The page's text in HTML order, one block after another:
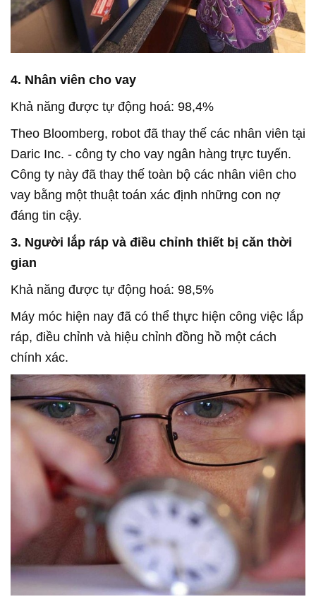
4. Nhân viên cho vay
Khả năng được tự động hoá: 98,4%
Theo Bloomberg, robot đã thay thế các nhân viên tại
Daric Inc. - công ty cho vay ngân hàng trực tuyến.
Công ty này đã thay thế toàn bộ các nhân viên cho
vay bằng một thuật toán xác định những con nợ
đáng tin cậy.
3. Người lắp ráp và điều chỉnh thiết bị căn thời
gian
Khả năng được tự động hoá: 98,5%
Máy móc hiện nay đã có thể thực hiện công việc lắp
ráp, điều chỉnh và hiệu chỉnh đồng hồ một cách
chính xác.